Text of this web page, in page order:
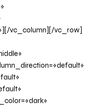
vc_column][/vc_row]